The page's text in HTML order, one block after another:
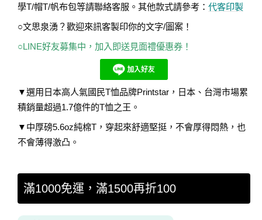
學T/帽T/帆布包等請聯絡客服。其他款式請參考： 代客印製
○文思泉湧？歡迎來訊客製印你的文字/圖案！
○LINE好友募集中，加入即送見面禮優惠券！
▼選用日本高人氣國民T恤品牌Printstar，日本、台灣市場累
積銷量超過1.7億件的T恤之王。
▼中厚磅5.6oz純棉T，穿起來舒適堅挺，不會厚得悶熱，也
不會薄得激凸。
滿1000免運，滿1500再折100